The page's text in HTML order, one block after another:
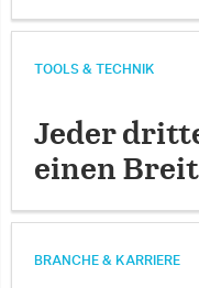
TOOLS & TECHNIK
Jeder
einen
BRANCHE & KARRIERE